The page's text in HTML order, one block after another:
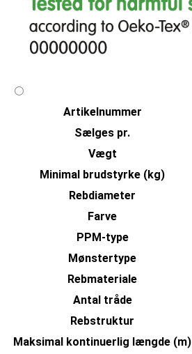
Artikelnummer
Sælges pr.
Vægt
Minimal brudstyrke (kg)
Rebdiameter
Farve
PPM-type
Mønstertype
Rebmateriale
Antal tråde
Rebstruktur
Maksimal kontinuerlig længde (m)